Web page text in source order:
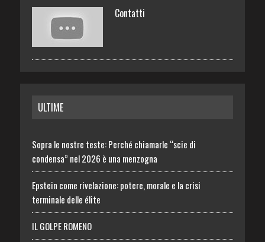
Contatti
ULTIME
Sopra le nostre teste: Perché chiamarle “scie di
condensa” nel 2026 è una menzogna
Epstein come rivelazione: potere, morale e la crisi
terminale delle élite
IL GOLPE ROMENO